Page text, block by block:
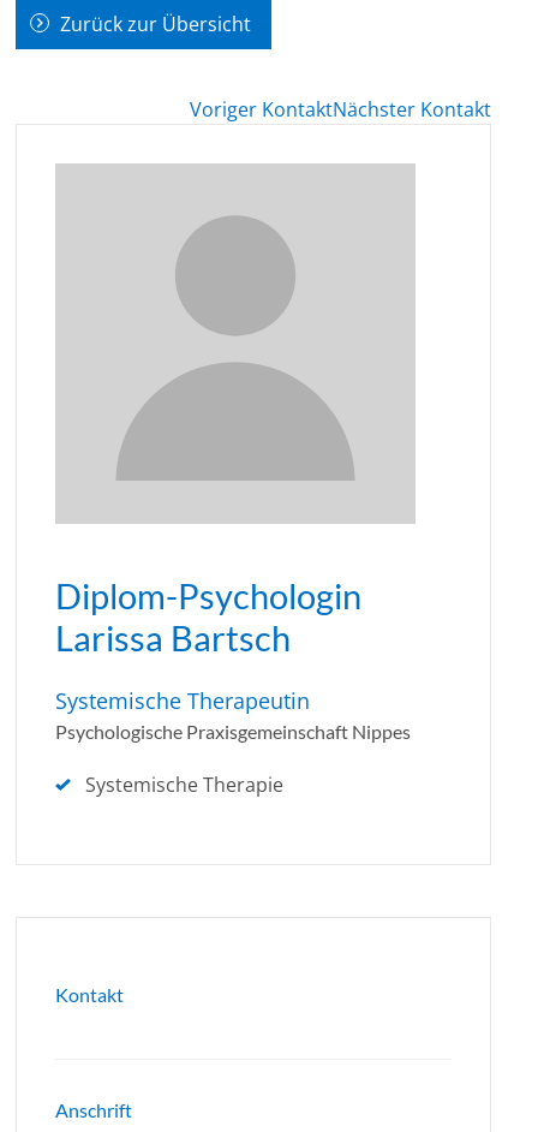
Zurück zur Übersicht
Voriger KontaktNächster Kontakt
Diplom-Psychologin
Larissa Bartsch
Systemische Therapeutin
Psychologische Praxisgemeinschaft Nippes
Systemische Therapie
Kontakt
Anschrift